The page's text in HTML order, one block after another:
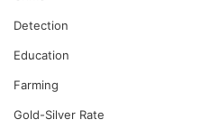
Detection
Education
Farming
Gold-Silver Rate